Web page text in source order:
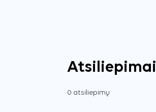
Atsiliepimai
0 atsiliepimų